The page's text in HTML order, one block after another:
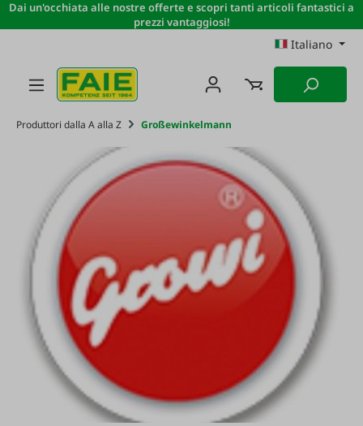
Passa al contenuto principale
Dai un'occhiata alle nostre offerte e scopri tanti articoli fantastici a
prezzi vantaggiosi!
Italiano
Produttori dalla A alla Z Großewinkelmann